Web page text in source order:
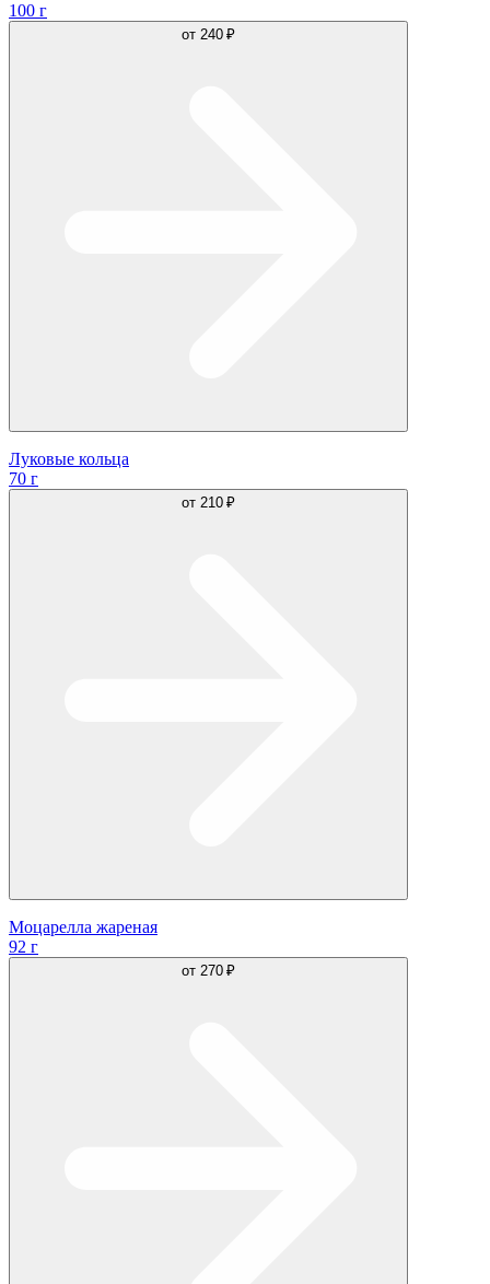
100 г
от 240 ₽
Луковые кольца
70 г
от 210 ₽
Моцарелла жареная
92 г
от 270 ₽